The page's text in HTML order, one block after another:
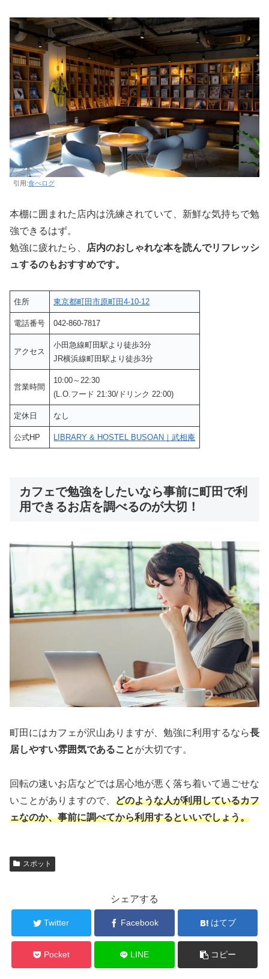
引用:食べログ
本棚に囲まれた店内は洗練されていて、新鮮な気持ちで勉
強できるはず。
勉強に疲れたら、 店内のおしゃれな本を読んでリフレッシ
ュするのもおすすめです。
住所 東京都町田市原町田4-10-12
電話番号 042-860-7817
アクセス
小田急線町田駅より徒歩3分
JR横浜線町田駅より徒歩3分
営業時間
10:00～22:30
(L.O.フード 21:30/ドリンク 22:00)
定休日 なし
公式HP LIBRARY & HOSTEL BUSOAN｜武相庵
カフェで勉強をしたいなら事前に町田で利
用できるお店を調べるのが大切！
町田にはカフェが沢山ありますが、勉強に利用するなら長
居しやすい雰囲気であることが大切です。
回転の速いお店などでは居心地が悪く落ち着いて過ごせな
いことがありますので、 どのような人が利用しているカフ
ェなのか、事前に調べてから利用するといいでしょう。
スポット
シェアする
Twitter Facebook はてブ
Pocket LINE コピー